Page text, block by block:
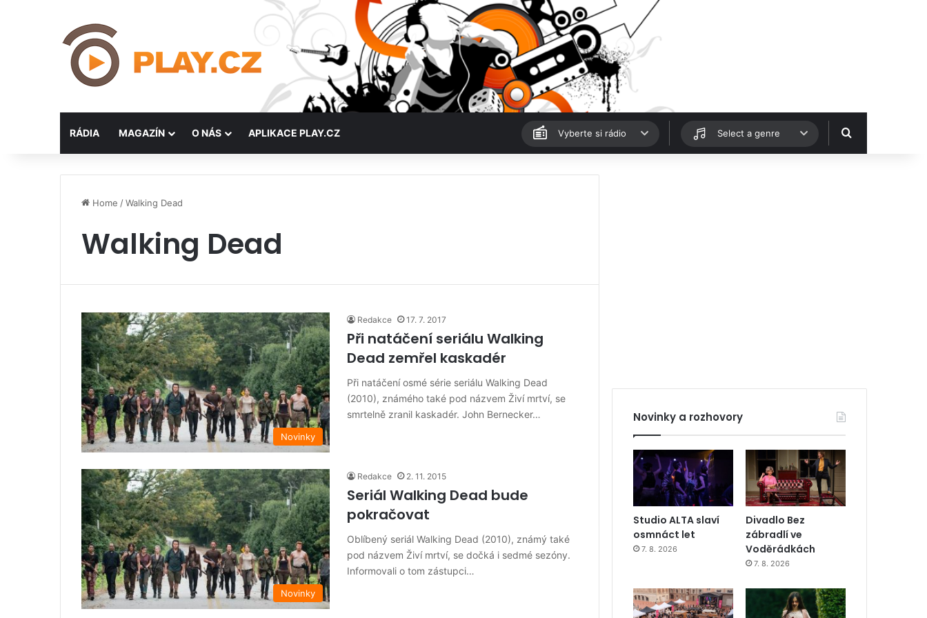
RÁDIA MAGAZÍN O NÁS APLIKACE PLAY.CZ Vyberte si rádio Select a genre Hledat
Home /Walking Dead
Walking Dead
Novinky
Redakce 17. 7. 2017
Při natáčení seriálu Walking
Dead zemřel kaskadér
Při natáčení osmé série seriálu Walking Dead
(2010), známého také pod názvem Živí mrtví, se
smrtelně zranil kaskadér. John Bernecker…
Novinky
Redakce 2. 11. 2015
Seriál Walking Dead bude
pokračovat
Oblíbený seriál Walking Dead (2010), známý také
pod názvem Živí mrtví, se dočká i sedmé sezóny.
Informovali o tom zástupci…
Novinky a rozhovory
Studio ALTA slaví
osmnáct let
7. 8. 2026
Divadlo Bez
zábradlí ve
Voděrádkách
7. 8. 2026